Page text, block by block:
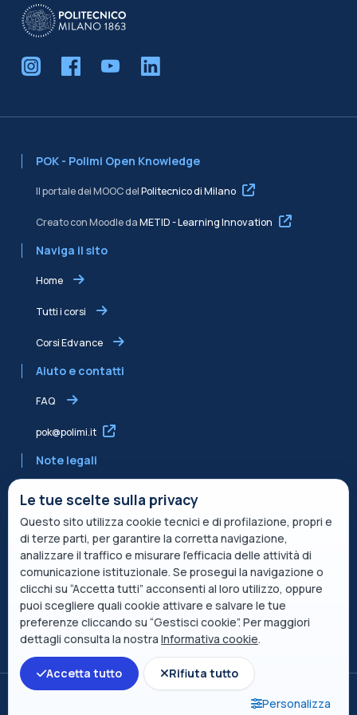
POK - Polimi Open Knowledge
Il portale dei MOOC delPolitecnico di Milano
Creato con Moodle daMETID - Learning Innovation
Naviga il sito
Home
Tutti i corsi
Corsi Edvance
Aiuto e contatti
FAQ
pok@polimi.it
Note legali
Informativa condivisa Edvance per il trattamento dei dati
Termini di servizio
Politica sui cookie
Descrizione del servizio
Le tue scelte sulla privacy
Questo sito utilizza cookie tecnici e di profilazione, propri e
di terze parti, per garantire la corretta navigazione,
analizzare il traffico e misurare l’efficacia delle attività di
comunicazione istituzionale. Se prosegui la navigazione o
clicchi su “Accetta tutti” acconsenti al loro utilizzo, oppure
puoi scegliere quali cookie attivare e salvare le tue
preferenze cliccando su “Gestisci cookie”. Per maggiori
dettagli consulta la nostra Informativa cookie.
Accetta tutto
Rifiuta tutto
Personalizza